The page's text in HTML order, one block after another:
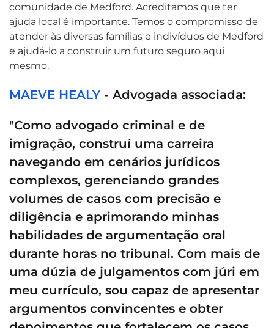
comunidade de Medford. Acreditamos que ter
ajuda local é importante. Temos o compromisso de
atender às diversas famílias e indivíduos de Medford
e ajudá-lo a construir um futuro seguro aqui
mesmo.
MAEVE HEALY- Advogada associada:
"Como advogado criminal e de
imigração, construí uma carreira
navegando em cenários jurídicos
complexos, gerenciando grandes
volumes de casos com precisão e
diligência e aprimorando minhas
habilidades de argumentação oral
durante horas no tribunal. Com mais de
uma dúzia de julgamentos com júri em
meu currículo, sou capaz de apresentar
argumentos convincentes e obter